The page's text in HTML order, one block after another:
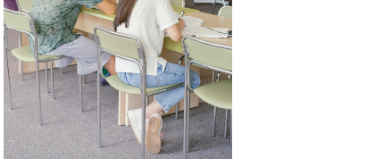
qui met à mal la promesse
républicaine
11 juillet 2026- National
Le projet de loi sur la régulation de
l’enseignement supérieur privé met
en lumière l’amplification d’un
système qui relègue l’acte
pédagogique au superfétatoire,